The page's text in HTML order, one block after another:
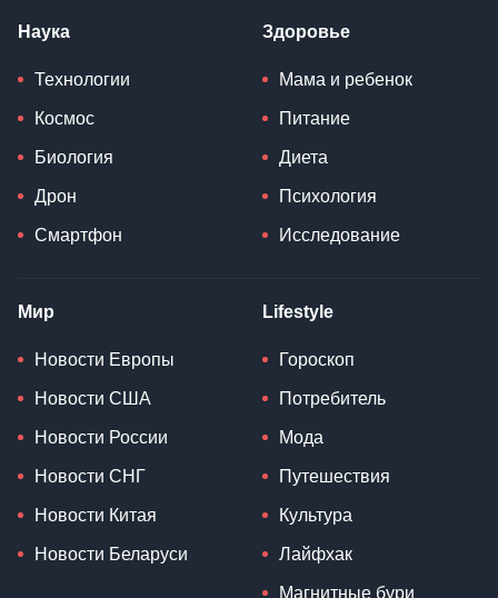
Наука
Технологии
Космос
Биология
Дрон
Смартфон
Здоровье
Мама и ребенок
Питание
Диета
Психология
Исследование
Мир
Новости Европы
Новости США
Новости России
Новости СНГ
Новости Китая
Новости Беларуси
Lifestyle
Гороскоп
Потребитель
Мода
Путешествия
Культура
Лайфхак
Магнитные бури